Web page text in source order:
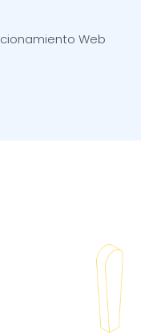
Web